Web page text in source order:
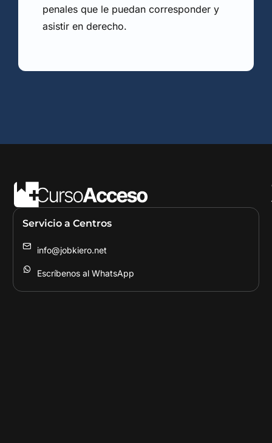
penales que le puedan corresponder y
asistir en derecho.
Servicio a Centros
info@jobkiero.net
Escríbenos al WhatsApp